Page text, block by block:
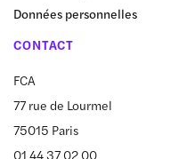
Données personnelles
CONTACT
FCA
77 rue de Lourmel
75015 Paris
01 44 37 02 00